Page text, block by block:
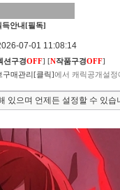
득안내[필독]
07-01 11:08:14
션구경OFF] [N작품구경OFF]
구매관리[클릭]에서 캐릭공개설정
있으며 언제든 설정할 수 있습